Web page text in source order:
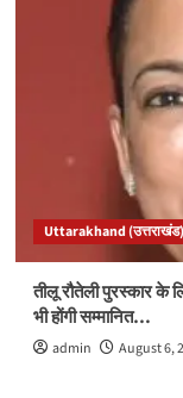
Uttarakhand (उत्तराखंड)
तीलू रौतेली पुरस्कार के
भी होंगी सम्मानित…
admin August 6,